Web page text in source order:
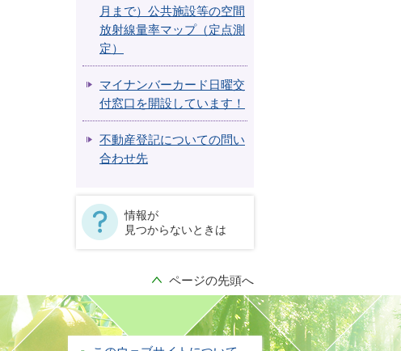
月まで）公共施設等の空間
放射線量率マップ（定点測
定）
マイナンバーカード日曜交
付窓口を開設しています！
不動産登記についての問い
合わせ先
情報が
見つからないときは
ページの先頭へ